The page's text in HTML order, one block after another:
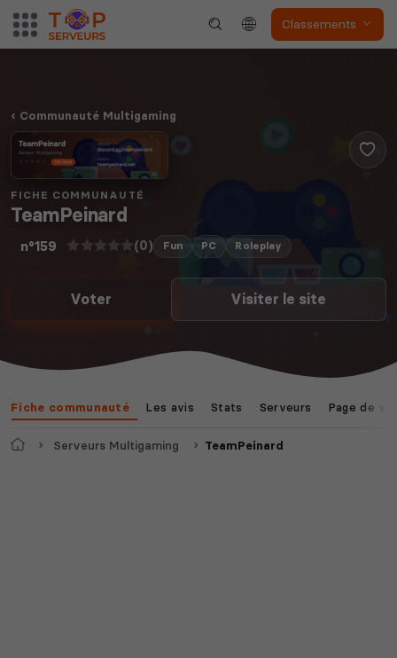
Classements
Communauté Multigaming
FICHE COMMUNAUTÉ
TeamPeinard
n°159 (0) Fun PC Roleplay
Voter Visiter le site
Fiche communauté Les avis Stats Serveurs Page de
AccueilServeurs Multigaming TeamPeinard